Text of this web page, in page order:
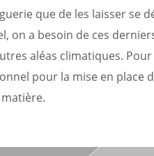
que de les laisser se
a besoin de ces
aléas climatiques.
pour la mise en